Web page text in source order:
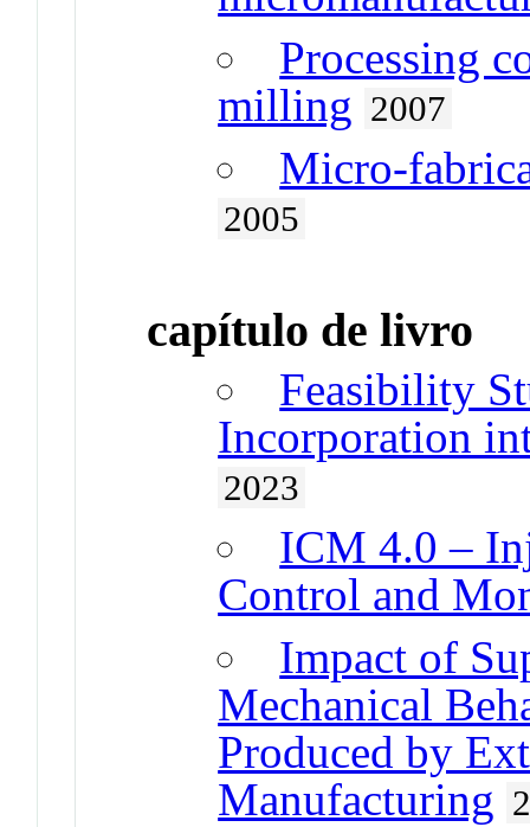
Processing
milling 2007
Micro-
2005
capítulo de livro
Feasibility
Incorporation
2023
ICM 4.0 –
Control and
Impact of
Mechanical
Produced by
Manufacturing